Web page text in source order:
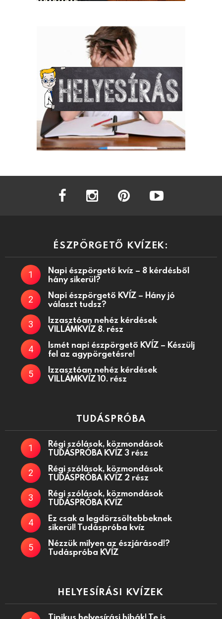
facebook instagram
ÉSZPÖRGETŐ KVÍZEK:
Napi észpörgető kvíz – 8 kérdésből
hány sikerül?
Napi észpörgető KVÍZ – Hány jó
választ tudsz?
Izzasztóan nehéz kérdések
VILLÁMKVÍZ 8. rész
Ismét napi észpörgető KVÍZ – Készülj
fel az agypörgetésre!
Izzasztóan nehéz kérdések
VILLÁMKVÍZ 10. rész
TUDÁSPRÓBA
Régi szólások, közmondások
TUDÁSPRÓBA KVÍZ 3 rész
Régi szólások, közmondások
TUDÁSPRÓBA KVÍZ 2 rész
Régi szólások, közmondások
TUDÁSPRÓBA KVÍZ
Ez csak a legdörzsöltebbeknek
sikerül! Tudáspróba kvíz
Nézzük milyen az észjárásod!?
Tudáspróba KVÍZ
HELYESÍRÁSI KVÍZEK
Tipikus helyesírási hibák! Te is